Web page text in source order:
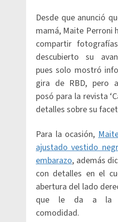
Desde que anunció
mamá, Maite Perroni
compartir
descubierto su
pues solo mostró
gira de RBD, pero
posó para la revista
detalles sobre su
Para la ocasión,
ajustado vestido
embarazo, además
con detalles en el
abertura del lado
que le da a la
comodidad.